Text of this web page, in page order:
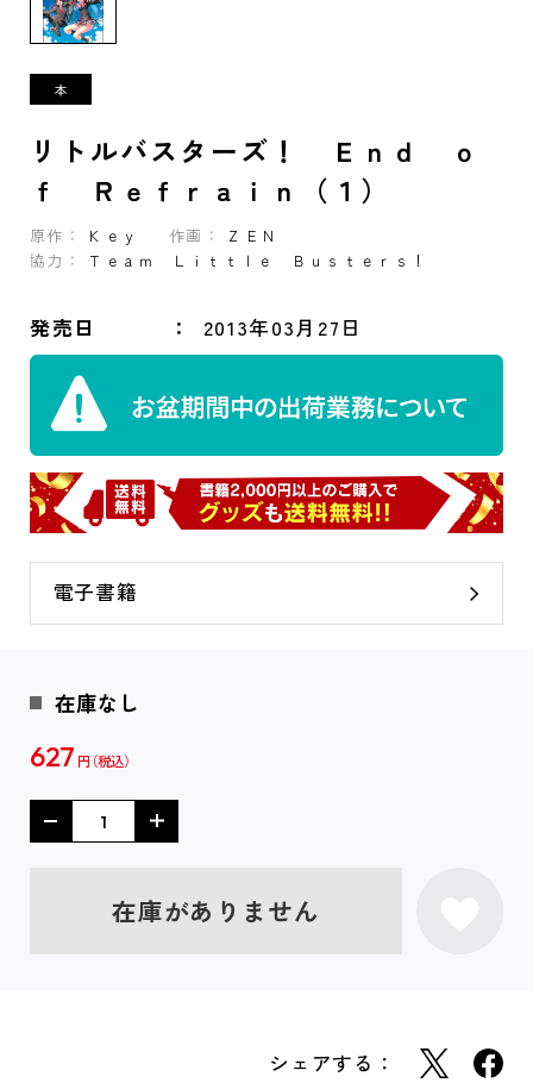
リトルバスターズ！ Ｅｎｄ ｏ
ｆ Ｒｅｆｒａｉｎ（１）
原作： Ｋｅｙ 作画：
ＺＥＮ
協力：
Ｔｅａｍ Ｌｉｔｔｌｅ Ｂｕｓｔｅｒｓ！
発売日 2013年03月27日
電子書籍
在庫なし
627 円
在庫がありません
シェアする：